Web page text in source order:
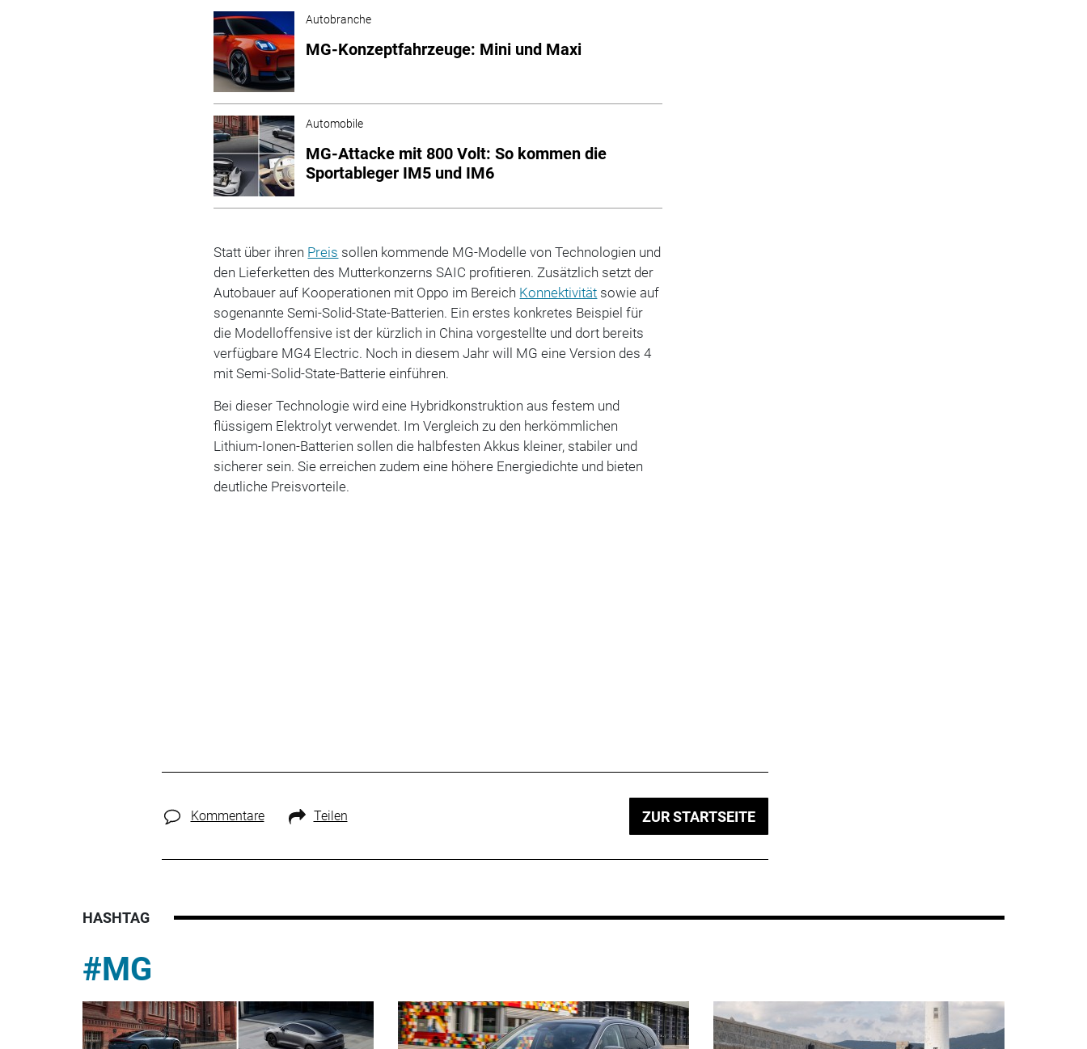
Autobranche
MG-Konzeptfahrzeuge: Mini und Maxi
Automobile
MG-Attacke mit 800 Volt: So kommen die
Sportableger IM5 und IM6
Statt über ihren Preis sollen kommende MG-Modelle von Technologien und
den Lieferketten des Mutterkonzerns SAIC profitieren. Zusätzlich setzt der
Autobauer auf Kooperationen mit Oppo im Bereich Konnektivität sowie auf
sogenannte Semi-Solid-State-Batterien. Ein erstes konkretes Beispiel für
die Modelloffensive ist der kürzlich in China vorgestellte und dort bereits
verfügbare MG4 Electric. Noch in diesem Jahr will MG eine Version des 4
mit Semi-Solid-State-Batterie einführen.
Bei dieser Technologie wird eine Hybridkonstruktion aus festem und
flüssigem Elektrolyt verwendet. Im Vergleich zu den herkömmlichen
Lithium-Ionen-Batterien sollen die halbfesten Akkus kleiner, stabiler und
sicherer sein. Sie erreichen zudem eine höhere Energiedichte und bieten
deutliche Preisvorteile.
Kommentare Teilen ZUR STARTSEITE
HASHTAG
#MG